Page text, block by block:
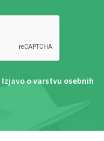
Izjavo o varstvu osebnih